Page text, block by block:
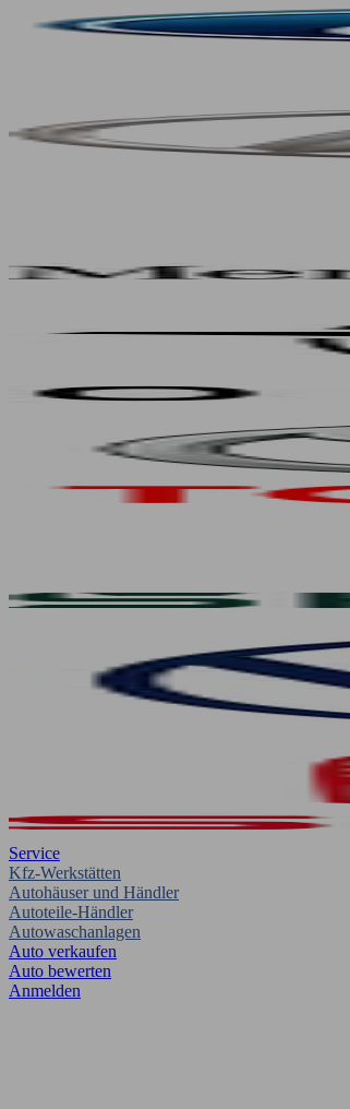
Service
Kfz-Werkstätten
Autohäuser und Händler
Autoteile-Händler
Autowaschanlagen
Auto verkaufen
Auto bewerten
Anmelden